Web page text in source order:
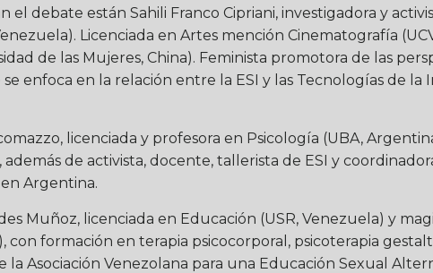
debate están Sahili Franco Cipriani, investigadora y
Licenciada en Artes mención Cinematografía
de las Mujeres, China). Feminista promotora de las
enfoca en la relación entre la ESI y las Tecnologías de la
licenciada y profesora en Psicología (UBA,
además de activista, docente, tallerista de ESI y
Argentina.
Muñoz, licenciada en Educación (USR, Venezuela) y
con formación en terapia psicocorporal, psicoterapia
Asociación Venezolana para una Educación Sexual